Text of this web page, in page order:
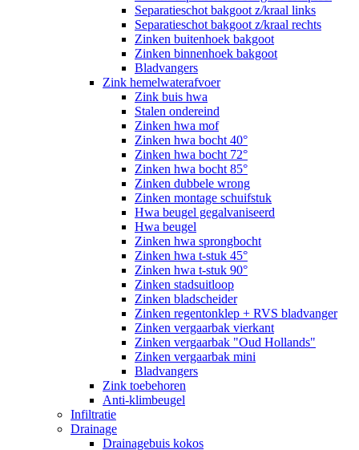
Separatieschot bakgoot z/kraal links
Separatieschot bakgoot z/kraal rechts
Zinken buitenhoek bakgoot
Zinken binnenhoek bakgoot
Bladvangers
Zink hemelwaterafvoer
Zink buis hwa
Stalen ondereind
Zinken hwa mof
Zinken hwa bocht 40°
Zinken hwa bocht 72°
Zinken hwa bocht 85°
Zinken dubbele wrong
Zinken montage schuifstuk
Hwa beugel gegalvaniseerd
Hwa beugel
Zinken hwa sprongbocht
Zinken hwa t-stuk 45°
Zinken hwa t-stuk 90°
Zinken stadsuitloop
Zinken bladscheider
Zinken regentonklep + RVS bladvanger
Zinken vergaarbak vierkant
Zinken vergaarbak "Oud Hollands"
Zinken vergaarbak mini
Bladvangers
Zink toebehoren
Anti-klimbeugel
Infiltratie
Drainage
Drainagebuis kokos